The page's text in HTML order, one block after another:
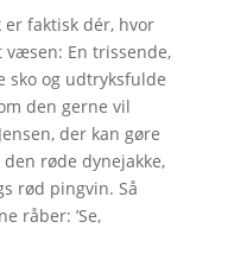
faktisk dér, hvor
En trissende,
sko og udtryksfulde
den gerne vil
der kan gøre
røde dynejakke,
rød pingvin. Så
råber: ’Se,